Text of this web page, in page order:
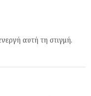
αυτή τη στιγμή.